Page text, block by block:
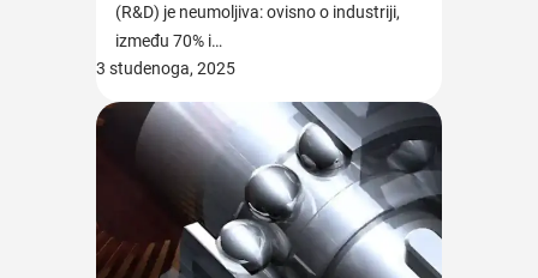
(R&D) je neumoljiva: ovisno o industriji,
između 70% i…
3 studenoga, 2025